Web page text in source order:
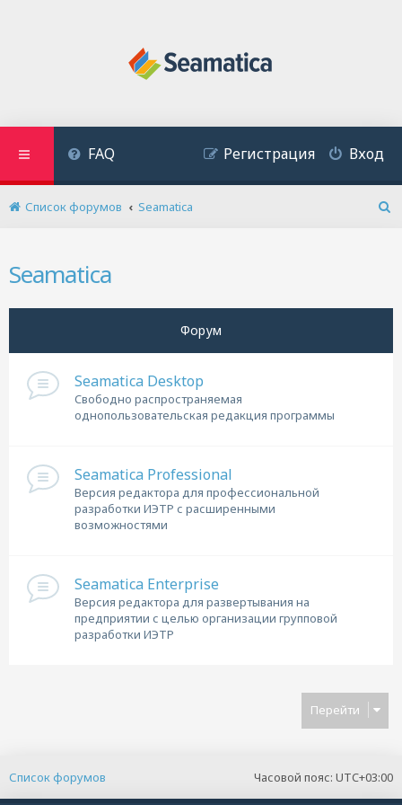
FAQ Вход
Регистрация
Список форумов
Seamatica
Seamatica
Форум
Seamatica Desktop
Cвободно распространяемая
однопользовательская редакция программы
Seamatica Professional
Версия редактора для профессиональной
разработки ИЭТР с расширенными
возможностями
Seamatica Enterprise
Версия редактора для развертывания на
предприятии с целью организации групповой
разработки ИЭТР
Перейти
Часовой пояс: UTC+03:00
Список форумов